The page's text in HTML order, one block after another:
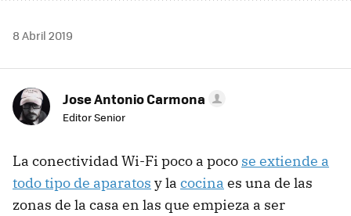
8 Abril 2019
Jose Antonio Carmona
Editor Senior
La conectividad Wi-Fi poco a poco se extiende a
todo tipo de aparatos y la cocina es una de las
zonas de la casa en las que empieza a ser